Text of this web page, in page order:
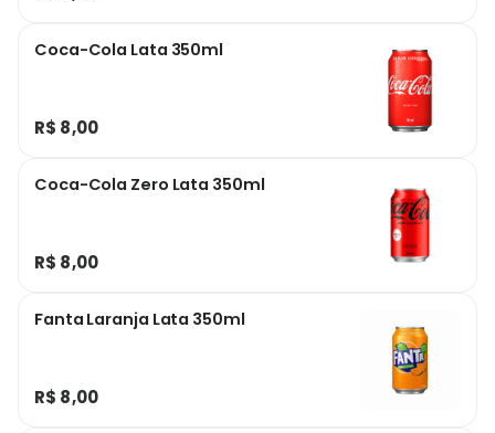
Coca-Cola Lata 350ml
R$ 8,00
Coca-Cola Zero Lata 350ml
R$ 8,00
Fanta Laranja Lata 350ml
R$ 8,00